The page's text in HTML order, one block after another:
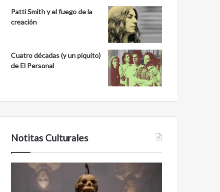
Patti Smith y el fuego de la
creación
Cuatro décadas (y un piquito)
de El Personal
Notitas Culturales
Cara